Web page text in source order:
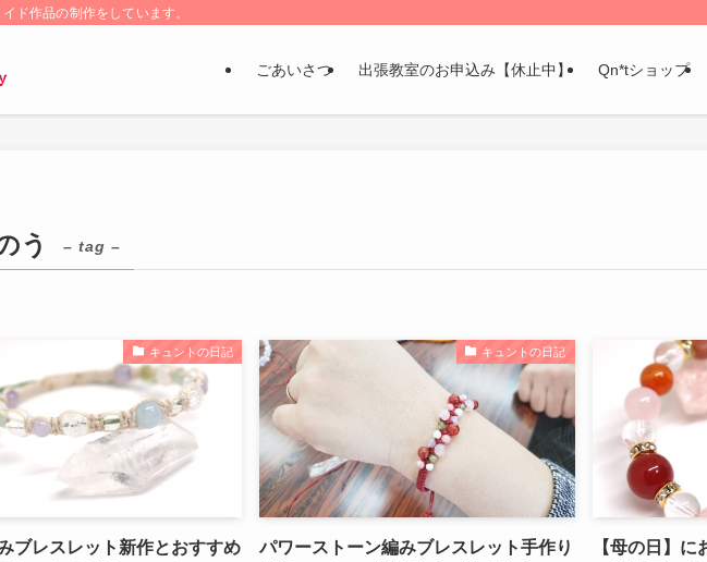
ド作品の制作をしています。
ごあいさつ 出張教室のお申込み【休止中】 Qn*tショップ
う – tag –
キュントの日記
ブレスレット新作とおすすめ
キュントの日記
パワーストーン編みブレスレット手作り
【母の日】